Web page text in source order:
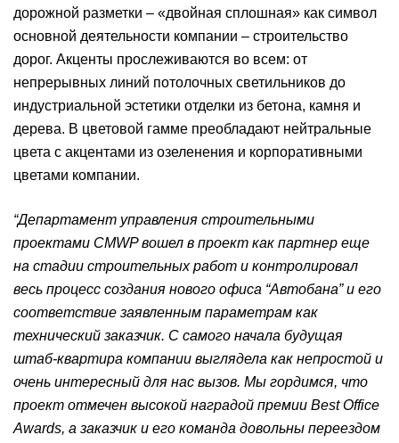
дорожной разметки – «двойная сплошная» как символ
основной деятельности компании – строительство
дорог. Акценты прослеживаются во всем: от
непрерывных линий потолочных светильников до
индустриальной эстетики отделки из бетона, камня и
дерева. В цветовой гамме преобладают нейтральные
цвета с акцентами из озеленения и корпоративными
цветами компании.
“Департамент управления строительными
проектами CMWP вошел в проект как партнер еще
на стадии строительных работ и контролировал
весь процесс создания нового офиса “Автобана” и его
соответствие заявленным параметрам как
технический заказчик. С самого начала будущая
штаб-квартира компании выглядела как непростой и
очень интересный для нас вызов. Мы гордимся, что
проект отмечен высокой наградой премии Best Office
Awards, а заказчик и его команда довольны переездом